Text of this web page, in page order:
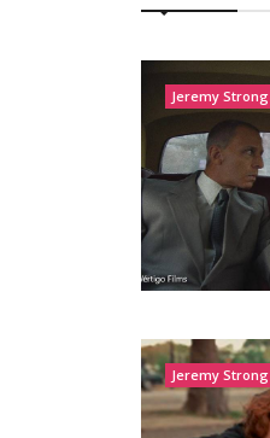
Jeremy Strong
Jeremy Strong